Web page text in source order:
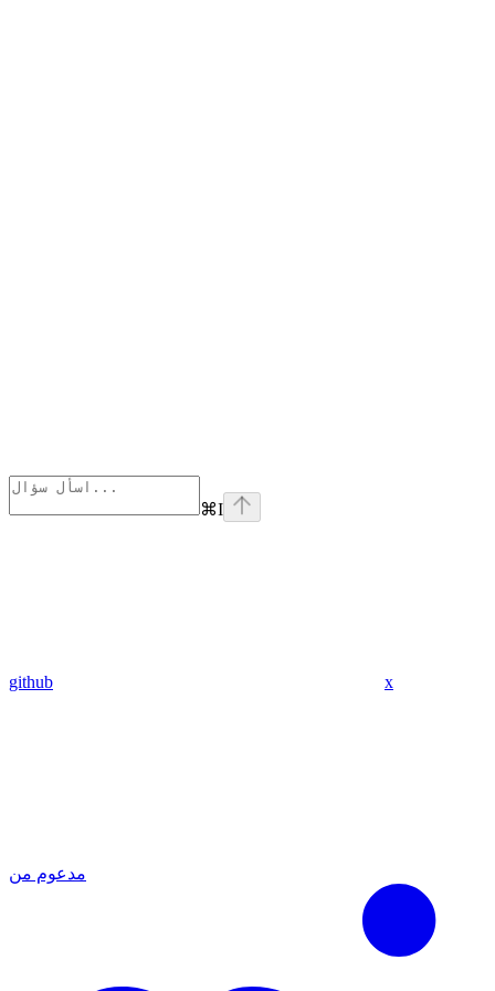
⌘I
github x
مدعوم من